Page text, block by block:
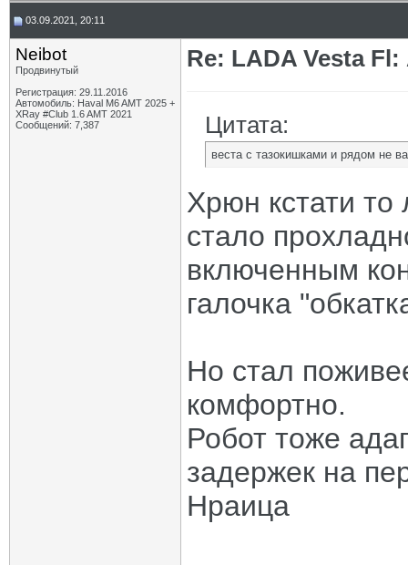
03.09.2021, 20:11
Neibot
Продвинутый
Регистрация: 29.11.2016
Автомобиль: Haval M6 AMT 2025 +
XRay #Club 1.6 AMT 2021
Сообщений: 7,387
Re: LADA Vesta
Цитата:
веста с тазокишками и рядом не
Хрюн кстати то
стало
включенным
галочка
Но стал
комфортно.
Робот тоже
задержек на
Нраица